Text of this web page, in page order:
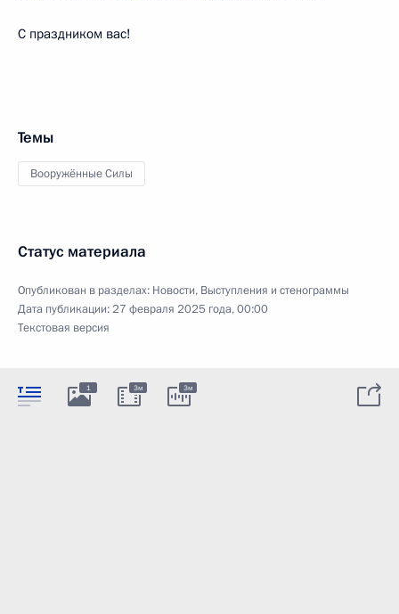
С праздником вас!
Темы
Вооружённые Силы
Статус материала
Опубликован в разделах: Новости, Выступления и стенограммы
Дата публикации:27 февраля 2025 года, 00:00
Текстовая версия
1 3м 3м